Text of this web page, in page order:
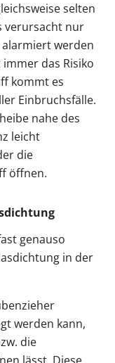
selten
verursacht nur
werden
das Risiko
kommt es
Einbruchsfälle.
nahe des
leicht
die
öffnen.
genauso
in der
werden kann,
die